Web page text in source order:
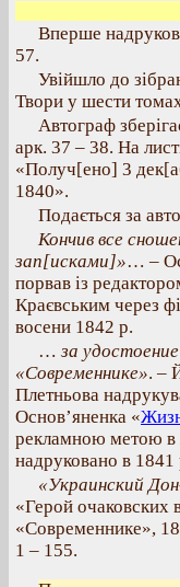
Вперше
57.
Увійшло до
Твори у шести
Автограф
арк. 37 – 38. На
«Получ[ено] 3
1840».
Подається за
Кончив все
зап[исками]»… –
порвав із
Краєвським через
восени 1842 р.
… за
«Современнике». –
Плетньова
Основ’яненка «
рекламною метою в
надруковано в 1841
«Украинский
«Герой очаковских
«Современнике»,
1 – 155.